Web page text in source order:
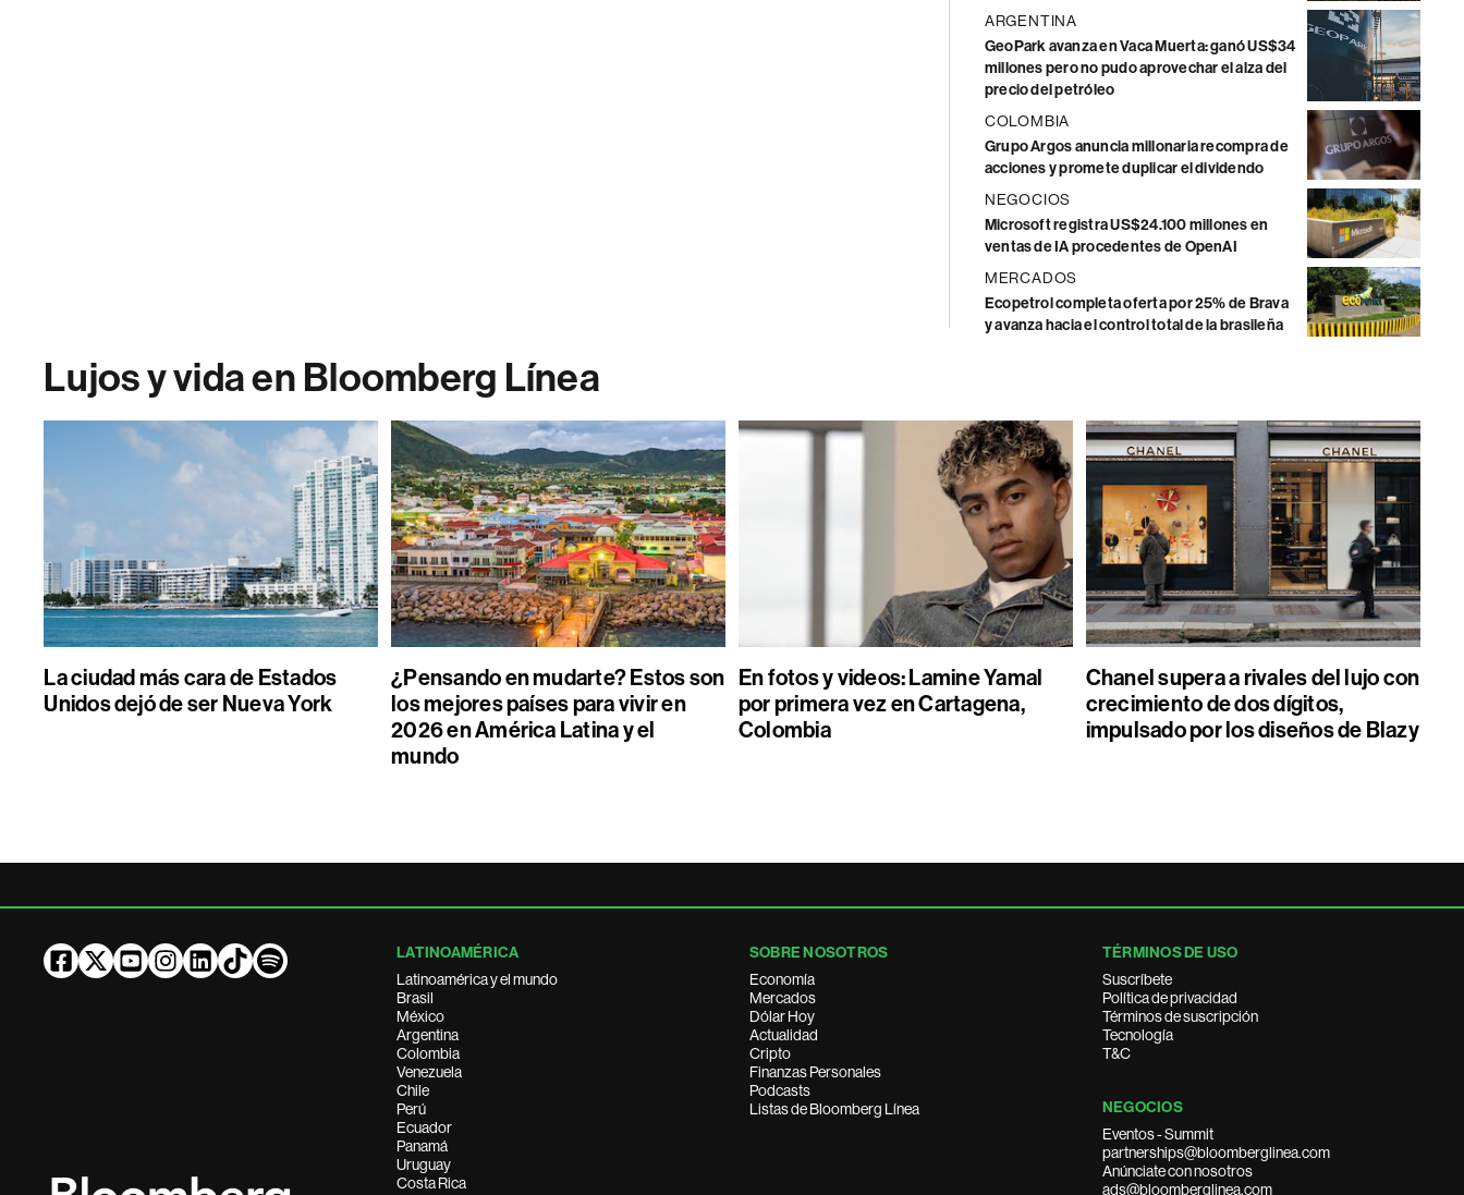
ARGENTINA
GeoPark avanza en Vaca Muerta: ganó US$34
millones pero no pudo aprovechar el alza del
precio del petróleo
COLOMBIA
Grupo Argos anuncia millonaria recompra de
acciones y promete duplicar el dividendo
NEGOCIOS
Microsoft registra US$24.100 millones en
ventas de IA procedentes de OpenAI
MERCADOS
Ecopetrol completa oferta por 25% de Brava
y avanza hacia el control total de la brasileña
Lujos y vida en Bloomberg Línea
La ciudad más cara de Estados
Unidos dejó de ser Nueva York
¿Pensando en mudarte? Estos son
los mejores países para vivir en
2026 en América Latina y el
mundo
En fotos y videos: Lamine Yamal
por primera vez en Cartagena,
Colombia
Chanel supera a rivales del lujo con
crecimiento de dos dígitos,
impulsado por los diseños de Blazy
LATINOAMÉRICA
Latinoamérica y el mundo
Brasil
México
Argentina
Colombia
Venezuela
Chile
Perú
Ecuador
Panamá
Uruguay
Costa Rica
SOBRE NOSOTROS
Economía
Mercados
Dólar Hoy
Actualidad
Cripto
Finanzas Personales
Podcasts
Listas de Bloomberg Línea
TÉRMINOS DE USO
Suscríbete
Política de privacidad
Términos de suscripción
Tecnología
T&C
NEGOCIOS
Eventos - Summit
partnerships@bloomberglinea.com
Anúnciate con nosotros
ads@bloomberglinea.com